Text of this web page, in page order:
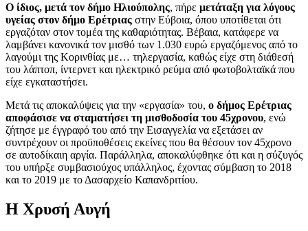
Ο ίδιος, μετά τον δήμο Ηλιούπολης, πήρε μετάταξη για λόγους
υγείας στον δήμο Ερέτριας στην Εύβοια, όπου υποτίθεται ότι
εργαζόταν στον τομέα της καθαριότητας. Βέβαια, κατάφερε να
λαμβάνει κανονικά τον μισθό των 1.030 ευρώ εργαζόμενος από το
λαγούμι της Κορινθίας με… τηλεργασία, καθώς είχε στη διάθεσή
του λάπτοπ, ίντερνετ και ηλεκτρικό ρεύμα από φωτοβολταϊκά που
είχε εγκαταστήσει.
Μετά τις αποκαλύψεις για την «εργασία» του, ο δήμος Ερέτριας
αποφάσισε να σταματήσει τη μισθοδοσία του 45χρονου, ενώ
ζήτησε με έγγραφό του από την Εισαγγελία να εξετάσει αν
συντρέχουν οι προϋποθέσεις εκείνες που θα θέσουν τον 45χρονο
σε αυτοδίκαιη αργία. Παράλληλα, αποκαλύφθηκε ότι και η σύζυγός
του υπήρξε συμβασιούχος υπάλληλος, έχοντας σύμβαση το 2018
και το 2019 με το Δασαρχείο Καπανδριτίου.
Η Χρυσή Αυγή